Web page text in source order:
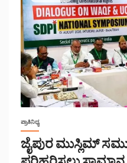
ಪ್ರಾತಿನಿಧ್ಯ
ಜೈಪುರ ಮುಸ್ಲಿಮ್